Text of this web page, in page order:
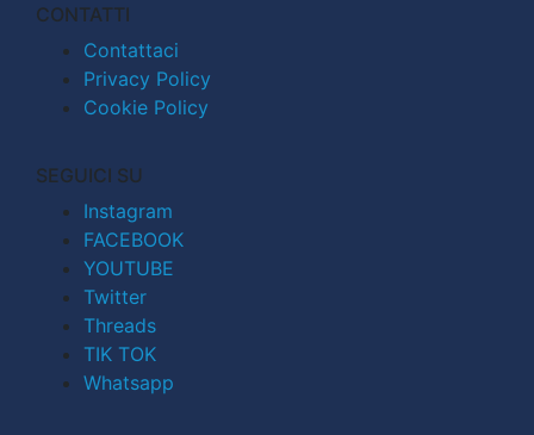
CONTATTI
Contattaci
Privacy Policy
Cookie Policy
SEGUICI SU
Instagram
FACEBOOK
YOUTUBE
Twitter
Threads
TIK TOK
Whatsapp